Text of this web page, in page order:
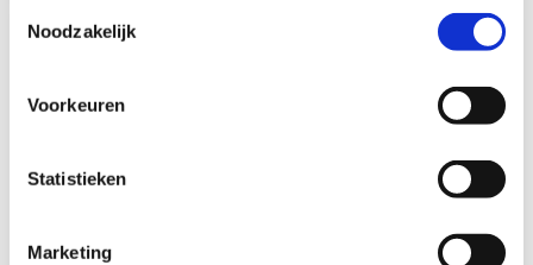
Noodzakelijk
Voorkeuren
Statistieken
Marketing
UniQuick
UniQuick Buis rol à 10m